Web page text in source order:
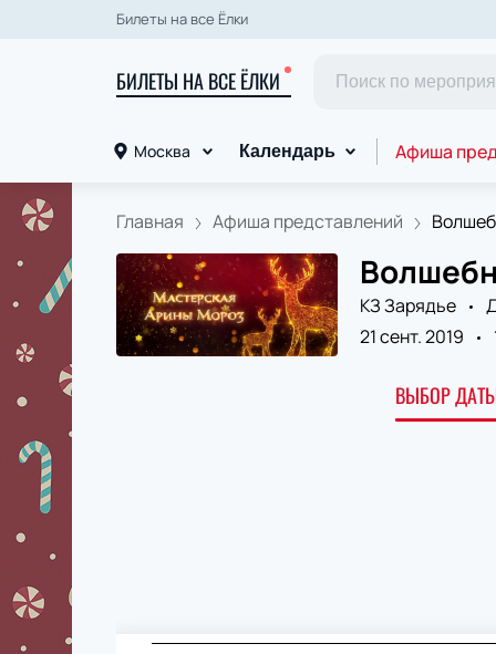
Билеты на все Ёлки
БИЛЕТЫ НА ВСЕ ЁЛКИ
Москва Календарь Афиша
Главная Афиша представлений
КЗ Зарядье
21 сент. 2019
ВЫБОР